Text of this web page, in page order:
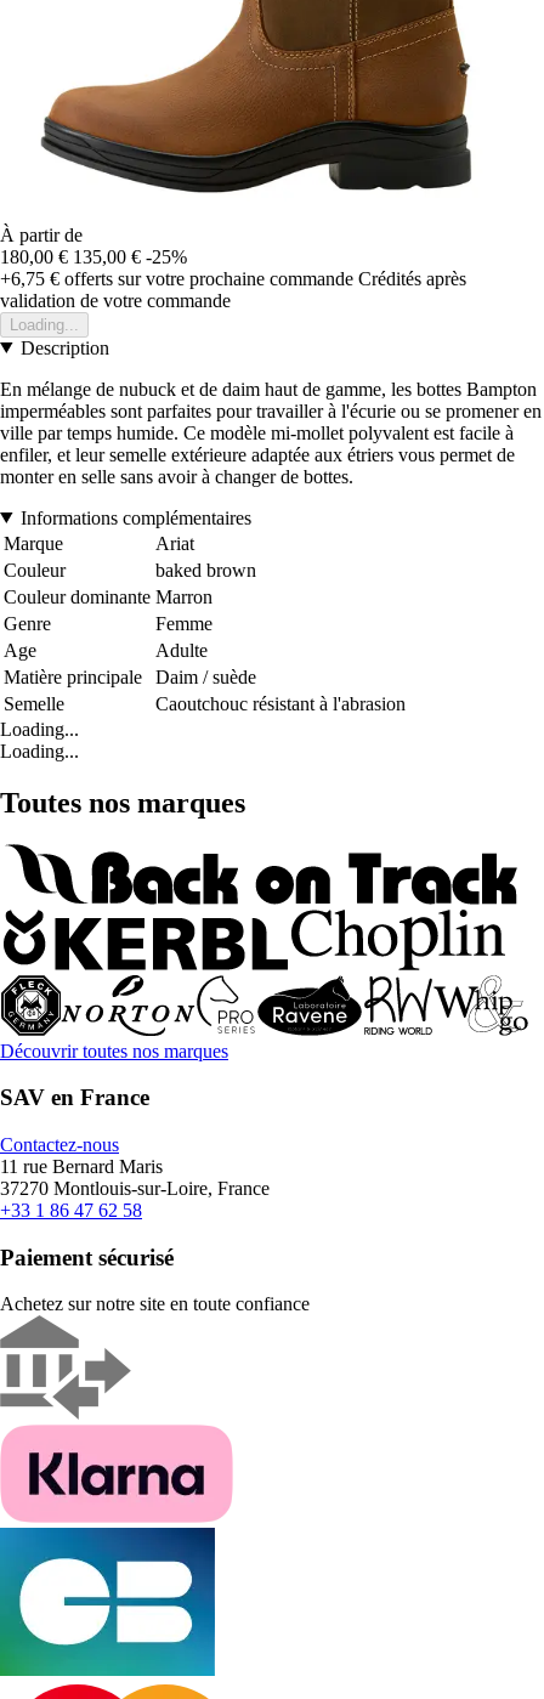
À partir de
180,00 € 135,00 € -25%
+6,75 € offerts sur votre prochaine commande Crédités après
validation de votre commande
Loading...
Description
En mélange de nubuck et de daim haut de gamme, les bottes Bampton
imperméables sont parfaites pour travailler à l'écurie ou se promener en
ville par temps humide. Ce modèle mi-mollet polyvalent est facile à
enfiler, et leur semelle extérieure adaptée aux étriers vous permet de
monter en selle sans avoir à changer de bottes.
Informations complémentaires
Marque
Ariat
Couleur
baked brown
Couleur dominante Marron
Genre
Femme
Age
Adulte
Matière principale
Daim / suède
Semelle
Caoutchouc résistant à l'abrasion
Loading...
Loading...
Toutes nos marques
Découvrir toutes nos marques
SAV en France
Contactez-nous
11 rue Bernard Maris
37270 Montlouis-sur-Loire, France
+33 1 86 47 62 58
Paiement sécurisé
Achetez sur notre site en toute confiance